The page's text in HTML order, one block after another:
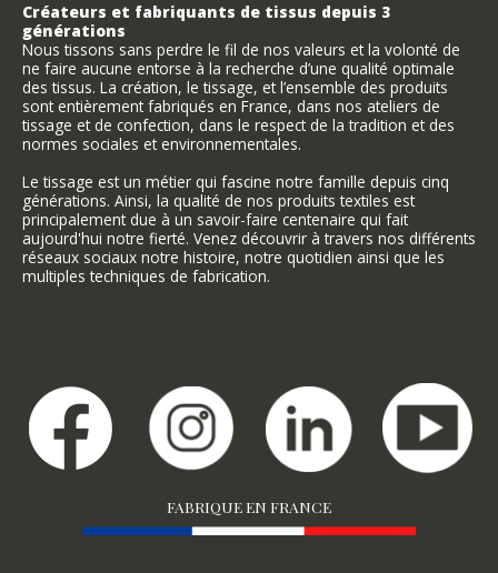
Créateurs et fabriquants de tissus depuis 3
générations
Nous tissons sans perdre le fil de nos valeurs et la volonté de
ne faire aucune entorse à la recherche d’une qualité optimale
des tissus. La création, le tissage, et l’ensemble des produits
sont entièrement fabriqués en France, dans nos ateliers de
tissage et de confection, dans le respect de la tradition et des
normes sociales et environnementales.
Le tissage est un métier qui fascine notre famille depuis cinq
générations. Ainsi, la qualité de nos produits textiles est
principalement due à un savoir-faire centenaire qui fait
aujourd'hui notre fierté. Venez découvrir à travers nos différents
réseaux sociaux notre histoire, notre quotidien ainsi que les
multiples techniques de fabrication.
FABRIQUE EN FRANCE